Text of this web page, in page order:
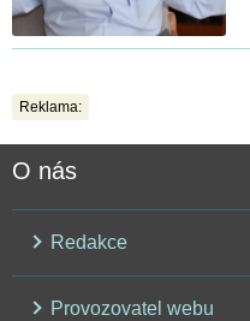
Reklama:
O nás
Redakce
Provozovatel webu